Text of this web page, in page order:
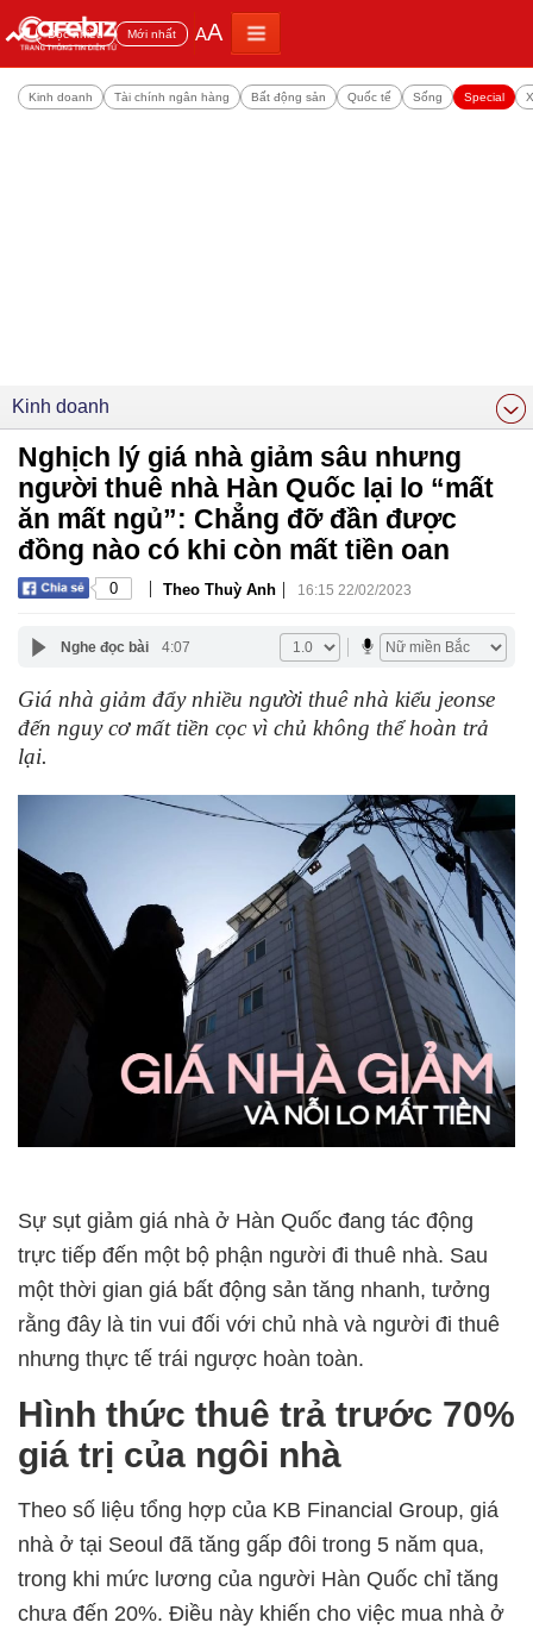
Đọc nhiều Mới nhất AA
Kinh doanh Tài chính ngân hàng Bất động sản Quốc tế Sống Special
Kinh doanh
Nghịch lý giá nhà giảm sâu nhưng
người thuê nhà Hàn Quốc lại lo “mất
ăn mất ngủ”: Chẳng đỡ đần được
đồng nào có khi còn mất tiền oan
0 | Theo Thuỳ Anh | 16:15 22/02/2023
Nghe đọc bài 4:07
Giá nhà giảm đẩy nhiều người thuê nhà kiểu jeonse
đến nguy cơ mất tiền cọc vì chủ không thể hoàn trả
lại.
Sự sụt giảm giá nhà ở Hàn Quốc đang tác động
trực tiếp đến một bộ phận người đi thuê nhà. Sau
một thời gian giá bất động sản tăng nhanh, tưởng
rằng đây là tin vui đối với chủ nhà và người đi thuê
nhưng thực tế trái ngược hoàn toàn.
Hình thức thuê trả trước 70%
giá trị của ngôi nhà
Theo số liệu tổng hợp của KB Financial Group, giá
nhà ở tại Seoul đã tăng gấp đôi trong 5 năm qua,
trong khi mức lương của người Hàn Quốc chỉ tăng
chưa đến 20%. Điều này khiến cho việc mua nhà ở